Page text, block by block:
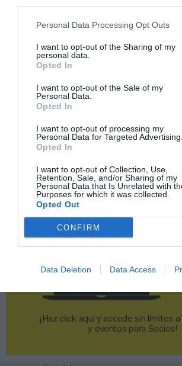
Personal Data Processing Opt Outs
I want to opt-out of the Sharing of my
personal data.
Opted In
I want to opt-out of the Sale of my
Personal Data.
Opted In
I want to opt-out of processing my
Personal Data for Targeted Advertising.
Opted In
I want to opt-out of Collection, Use,
Retention, Sale, and/or Sharing of my
Personal Data that Is Unrelated with
Purposes for which it was collected.
Opted Out
CONFIRM
Data Deletion Data Access
VivaGym
Publicidad
2Playbook Club
¡Haz click aquí y accede sin límites
y eventos para Socios!​​​​​​​